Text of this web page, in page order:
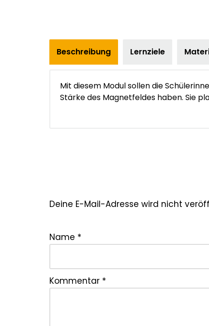
Beschreibung Lernziele
Mit diesem Modul sollen die
Stärke des Magnetfeldes haben. Sie
Deine E-Mail-Adresse wird nicht
Name *
Kommentar *